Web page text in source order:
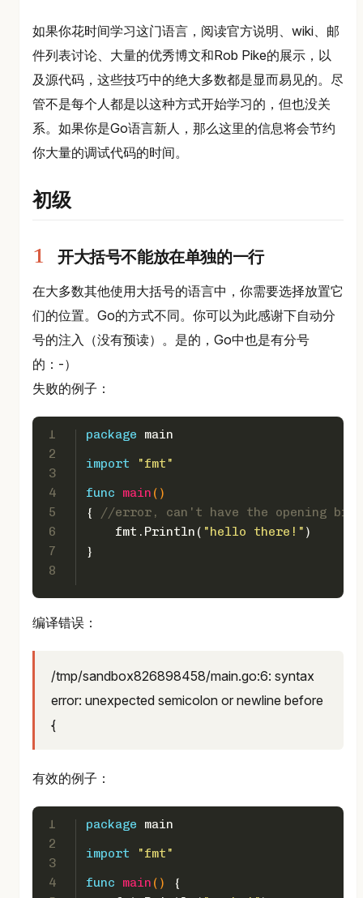
如果你花时间学习这门语言，阅读官方说明、wiki、邮
件列表讨论、大量的优秀博文和Rob Pike的展示，以
及源代码，这些技巧中的绝大多数都是显而易见的。尽
管不是每个人都是以这种方式开始学习的，但也没关
系。如果你是Go语言新人，那么这里的信息将会节约
你大量的调试代码的时间。
初级
开大括号不能放在单独的一行
在大多数其他使用大括号的语言中，你需要选择放置它
们的位置。Go的方式不同。你可以为此感谢下自动分
号的注入（没有预读）。是的，Go中也是有分号
的：-）
失败的例子：
1
2
3
4
5
6
7
8
package main
import
"fmt"
func
main ()
{
//error, can't have the opening
    fmt.Println(
"hello there!" )
}
编译错误：
/tmp/sandbox826898458/main.go:6: syntax
error: unexpected semicolon or newline before
{
有效的例子：
1
2
3
4
package main
import
"fmt"
func
main ()
{